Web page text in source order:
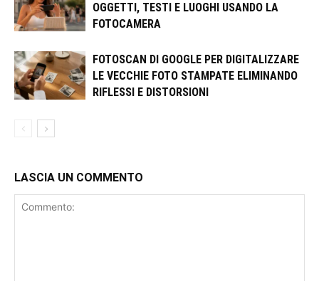
OGGETTI, TESTI E LUOGHI USANDO LA
FOTOCAMERA
FOTOSCAN DI GOOGLE PER DIGITALIZZARE
LE VECCHIE FOTO STAMPATE ELIMINANDO
RIFLESSI E DISTORSIONI
LASCIA UN COMMENTO